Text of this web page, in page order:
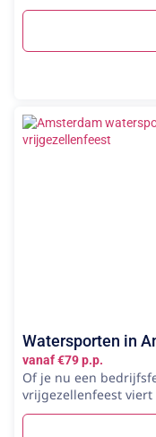
Watersporten in
vanaf €79 p.p.
Of je nu een
vrijgezellenfeest viert